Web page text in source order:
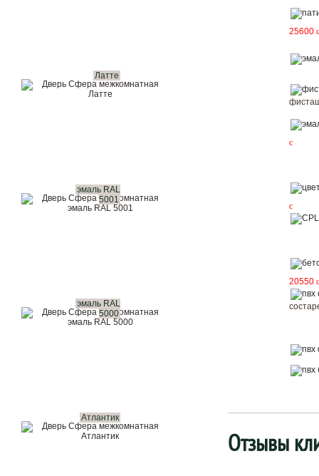
Латте
эмаль RAL
5001
эмаль RAL
5000
Атлантик
25600 c
c
c
20550 c
Отзывы